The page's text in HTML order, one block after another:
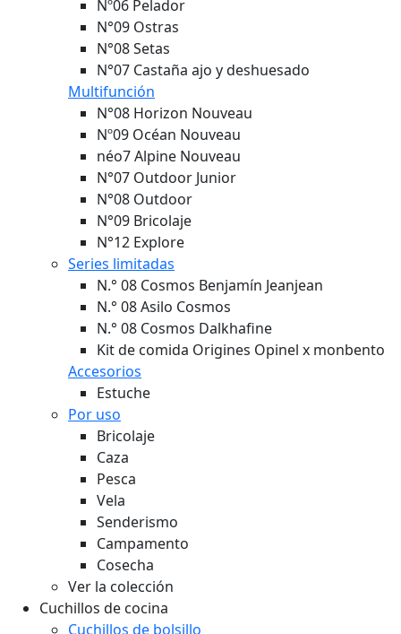
Nº06 Pelador
N°09 Ostras
N°08 Setas
N°07 Castaña ajo y deshuesado
Multifunción
N°08 Horizon Nouveau
Nº09 Océan Nouveau
néo7 Alpine Nouveau
N°07 Outdoor Junior
N°08 Outdoor
N°09 Bricolaje
N°12 Explore
Series limitadas
N.° 08 Cosmos Benjamín Jeanjean
N.° 08 Asilo Cosmos
N.° 08 Cosmos Dalkhafine
Kit de comida Origines Opinel x monbento
Accesorios
Estuche
Por uso
Bricolaje
Caza
Pesca
Vela
Senderismo
Campamento
Cosecha
Ver la colección
Cuchillos de cocina
Cuchillos de bolsillo